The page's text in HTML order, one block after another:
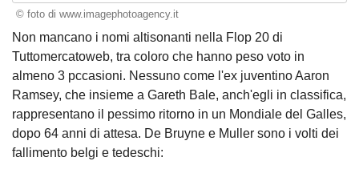
© foto di www.imagephotoagency.it
Non mancano i nomi altisonanti nella Flop 20 di
Tuttomercatoweb, tra coloro che hanno peso voto in
almeno 3 pccasioni. Nessuno come l'ex juventino Aaron
Ramsey, che insieme a Gareth Bale, anch'egli in classifica,
rappresentano il pessimo ritorno in un Mondiale del Galles,
dopo 64 anni di attesa. De Bruyne e Muller sono i volti dei
fallimento belgi e tedeschi: